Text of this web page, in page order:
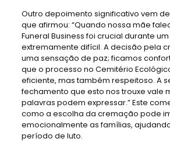
Outro depoimento significativo vem
que afirmou: “Quando nossa mãe
Funeral Business foi crucial durante
extremamente difícil. A decisão pela
uma sensação de paz; ficamos
que o processo no Cemitério
eficiente, mas também respeitoso. A
fechamento que esto nos trouxe vale
palavras podem expressar.” Este
como a escolha da cremação pode
emocionalmente as famílias,
período de luto.